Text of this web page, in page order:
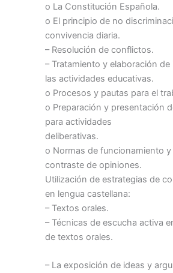
o La Constitución Española.
o El principio de no
convivencia diaria.
– Resolución de conflictos.
– Tratamiento y elaboración
las actividades educativas.
o Procesos y pautas para el
o Preparación y presentación
para actividades
deliberativas.
o Normas de funcionamiento
contraste de opiniones.
Utilización de estrategias de
en lengua castellana:
– Textos orales.
– Técnicas de escucha activa
de textos orales.
– La exposición de ideas y